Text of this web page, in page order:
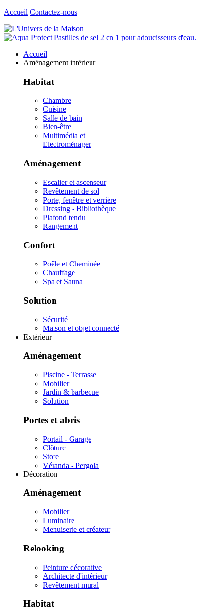
Accueil Contactez-nous
Accueil
Aménagement intérieur
Habitat
Chambre
Cuisine
Salle de bain
Bien-être
Multimédia et
Electroménager
Aménagement
Escalier et ascenseur
Revêtement de sol
Porte, fenêtre et verrière
Dressing - Bibliothèque
Plafond tendu
Rangement
Confort
Poêle et Cheminée
Chauffage
Spa et Sauna
Solution
Sécurité
Maison et objet connecté
Extérieur
Aménagement
Piscine - Terrasse
Mobilier
Jardin & barbecue
Solution
Portes et abris
Portail - Garage
Clôture
Store
Véranda - Pergola
Décoration
Aménagement
Mobilier
Luminaire
Menuiserie et créateur
Relooking
Peinture décorative
Architecte d'intérieur
Revêtement mural
Habitat